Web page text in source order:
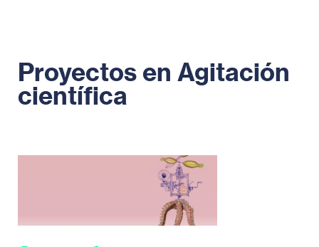
Proyectos en Agitación
científica